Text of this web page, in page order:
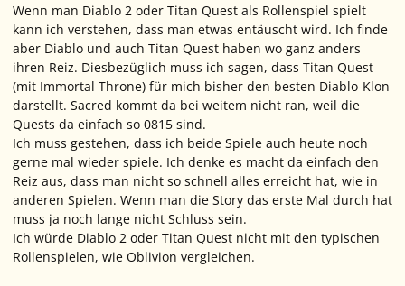
Wenn man Diablo 2 oder Titan Quest als Rollenspiel spielt
kann ich verstehen, dass man etwas entäuscht wird. Ich finde
aber Diablo und auch Titan Quest haben wo ganz anders
ihren Reiz. Diesbezüglich muss ich sagen, dass Titan Quest
(mit Immortal Throne) für mich bisher den besten Diablo-Klon
darstellt. Sacred kommt da bei weitem nicht ran, weil die
Quests da einfach so 0815 sind.
Ich muss gestehen, dass ich beide Spiele auch heute noch
gerne mal wieder spiele. Ich denke es macht da einfach den
Reiz aus, dass man nicht so schnell alles erreicht hat, wie in
anderen Spielen. Wenn man die Story das erste Mal durch hat
muss ja noch lange nicht Schluss sein.
Ich würde Diablo 2 oder Titan Quest nicht mit den typischen
Rollenspielen, wie Oblivion vergleichen.